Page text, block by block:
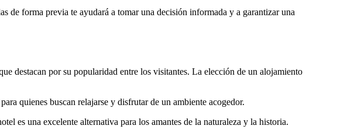
de forma previa te ayudará a tomar una decisión informada y a garantizar una
destacan por su popularidad entre los visitantes. La elección de un alojamiento
quienes buscan relajarse y disfrutar de un ambiente acogedor.
es una excelente alternativa para los amantes de la naturaleza y la historia.